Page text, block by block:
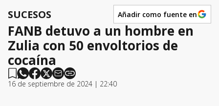
SUCESOS Añadir como fuente en
FANB detuvo a un hombre en
Zulia con 50 envoltorios de
cocaína
16 de septiembre de 2024 | 22:40